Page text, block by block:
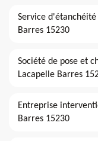
Service
Barres 15230
Société de pose et
Lacapelle Barres
Entreprise
Barres 15230